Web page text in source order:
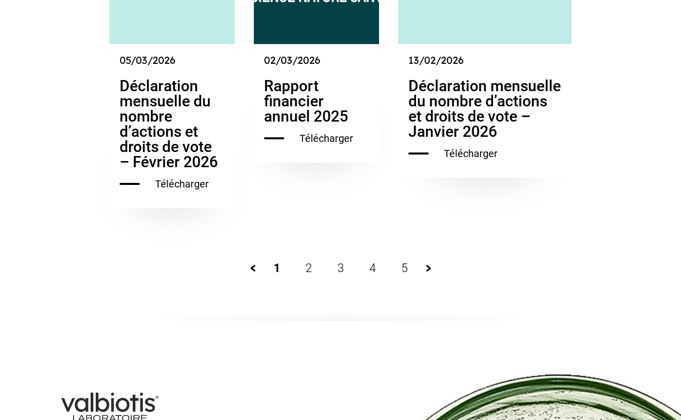
05/03/2026
Déclaration
mensuelle du
nombre
d’actions et
droits de vote
– Février 2026
Télécharger
02/03/2026
Rapport
financier
annuel 2025
Télécharger
13/02/2026
Déclaration mensuelle
du nombre d’actions
et droits de vote –
Janvier 2026
Télécharger
1 2 3 4 5